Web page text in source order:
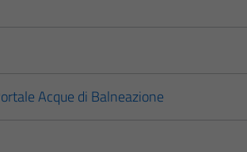
Acque di Balneazione